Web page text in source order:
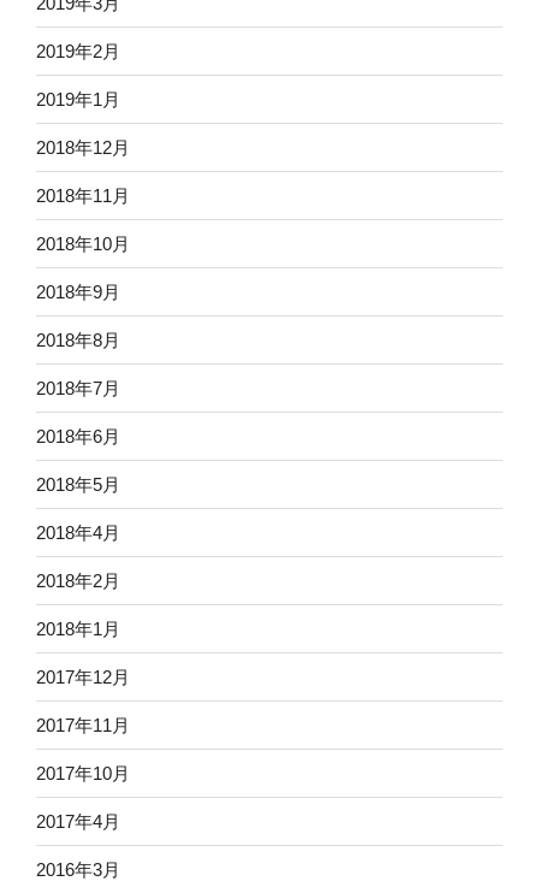
2019年2月
2019年1月
2018年12月
2018年11月
2018年10月
2018年9月
2018年8月
2018年7月
2018年6月
2018年5月
2018年4月
2018年2月
2018年1月
2017年12月
2017年11月
2017年10月
2017年4月
2016年3月